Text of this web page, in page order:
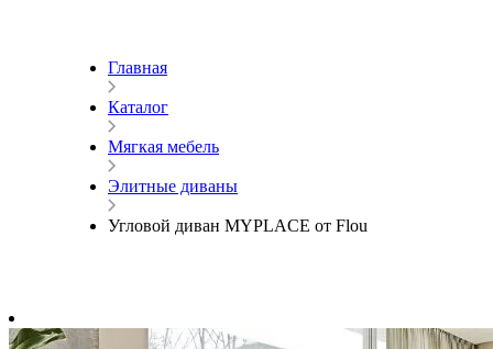
Главная
Каталог
Мягкая мебель
Элитные диваны
Угловой диван MYPLACE от Flou